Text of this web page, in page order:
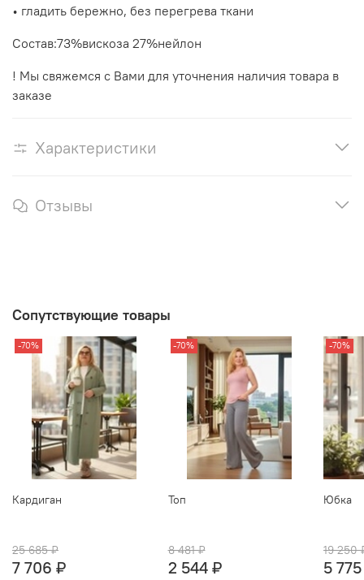
• гладить бережно, без перегрева ткани
Состав:73%вискоза 27%нейлон
! Мы свяжемся с Вами для уточнения наличия товара в
заказе
Характеристики
Отзывы
Сопутствующие товары
-70%
Кардиган
25 685 ₽
7 706 ₽
-70%
Топ
8 481 ₽
2 544 ₽
-70%
Юбка
19 250
5